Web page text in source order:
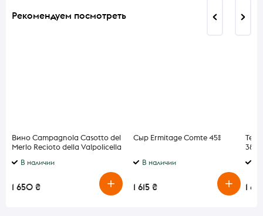
Рекомендуем посмотреть
Вино Campagnola Casotto del
Merlo Recioto della Valpolicella
сладкое 13% 0,5 л
В наличии
1 650 ₴
Сыр Ermitage Comtе 45%
В наличии
1 615 ₴
38%
1